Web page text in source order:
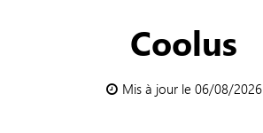
Coolus
Mis à jour le 06/08/2026